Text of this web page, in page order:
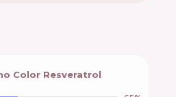
Color Resveratrol